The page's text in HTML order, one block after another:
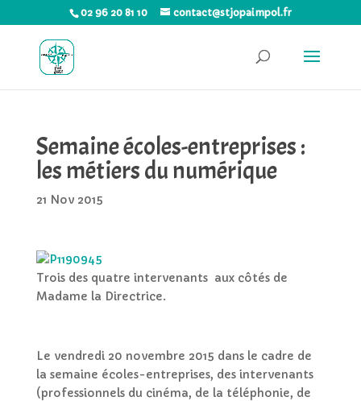
02 96 20 81 10 contact@stjopaimpol.fr
Semaine écoles-entreprises :
les métiers du numérique
21 Nov 2015
Trois des quatre intervenants aux côtés de
Madame la Directrice.
Le vendredi 20 novembre 2015 dans le cadre de
la semaine écoles-entreprises, des intervenants
(professionnels du cinéma, de la téléphonie, de